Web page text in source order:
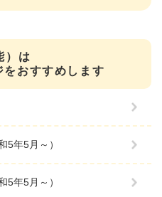
）は
をおすすめします
5年5月～）
5年5月～）